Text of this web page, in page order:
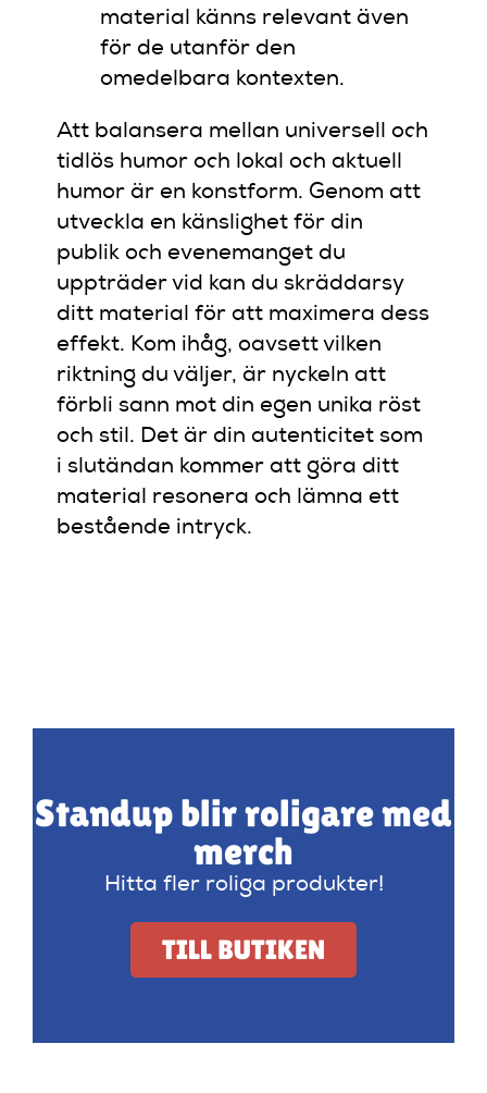
material känns relevant även
för de utanför den
omedelbara kontexten.
Att balansera mellan universell och
tidlös humor och lokal och aktuell
humor är en konstform. Genom att
utveckla en känslighet för din
publik och evenemanget du
uppträder vid kan du skräddarsy
ditt material för att maximera dess
effekt. Kom ihåg, oavsett vilken
riktning du väljer, är nyckeln att
förbli sann mot din egen unika röst
och stil. Det är din autenticitet som
i slutändan kommer att göra ditt
material resonera och lämna ett
bestående intryck.
Standup blir roligare med
merch
Hitta fler roliga produkter!
TILL BUTIKEN